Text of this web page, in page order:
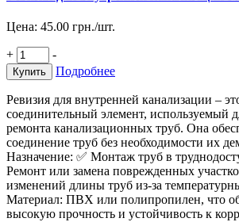
Цена: 45.00 грн./шт.
+ -
Купить Подробнее
Ревизия для внутренней канализации –
соединительный элемент, используемый
ремонта канализационных труб. Она
соединение труб без необходимости их
Назначение: ✅ Монтаж труб в
Ремонт или замена поврежденных
изменений длины труб из-за
Материал: ПВХ или полипропилен, что
высокую прочность и устойчивость к